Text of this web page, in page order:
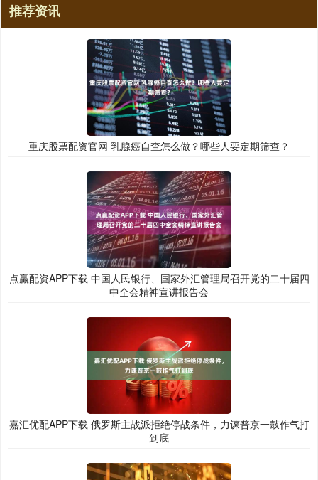
推荐资讯
重庆股票配资官网 乳腺癌自查怎么做？哪些人要定期筛查？
点赢配资APP下载 中国人民银行、国家外汇管理局召开党的二十届四
中全会精神宣讲报告会
嘉汇优配APP下载 俄罗斯主战派拒绝停战条件，力谏普京一鼓作气打
到底